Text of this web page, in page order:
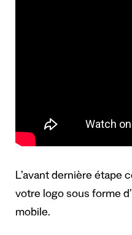
L’avant dernière étape
votre logo sous forme
mobile.